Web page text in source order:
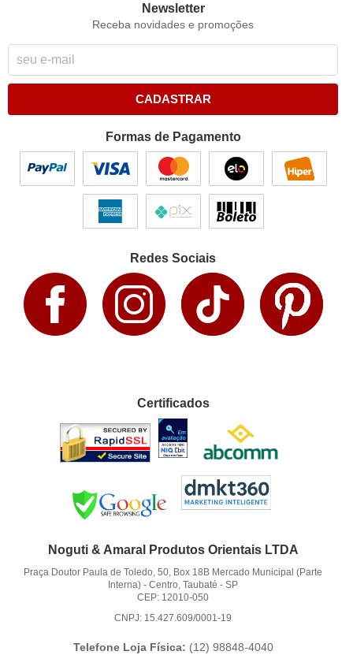
Newsletter
Receba novidades e promoções
CADASTRAR
Formas de Pagamento
Redes Sociais
Certificados
Noguti & Amaral Produtos Orientais LTDA
Praça Doutor Paula de Toledo, 50, Box 18B Mercado Municipal (Parte
Interna) -Centro, Taubaté -SP
CEP: 12010-050
CNPJ: 15.427.609/0001-19
Telefone Loja Física: (12) 98848-4040